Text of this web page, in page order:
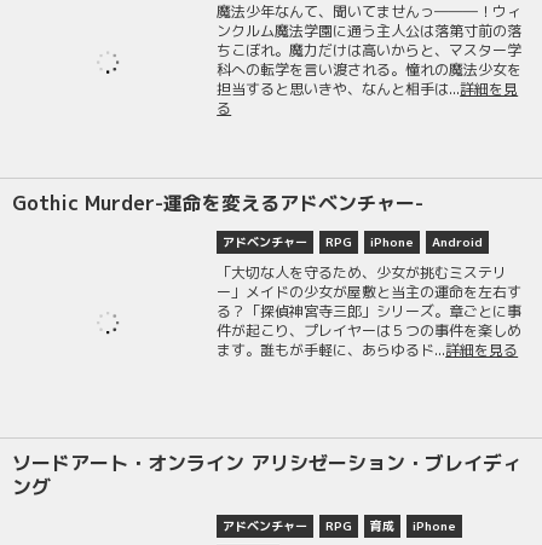
魔法少年なんて、聞いてませんっ―――！ウィ
ンクルム魔法学園に通う主人公は落第寸前の落
ちこぼれ。魔力だけは高いからと、マスター学
科への転学を言い渡される。憧れの魔法少女を
担当すると思いきや、なんと相手は...詳細を見
る
Gothic Murder-運命を変えるアドベンチャー-
アドベンチャー RPG iPhone Android
「大切な人を守るため、少女が挑むミステリ
ー」メイドの少女が屋敷と当主の運命を左右す
る？「探偵神宮寺三郎」シリーズ。章ごとに事
件が起こり、プレイヤーは５つの事件を楽しめ
ます。誰もが手軽に、あらゆるド...詳細を見る
ソードアート・オンライン アリシゼーション・ブレイディ
ング
アドベンチャー RPG 育成
iPhone